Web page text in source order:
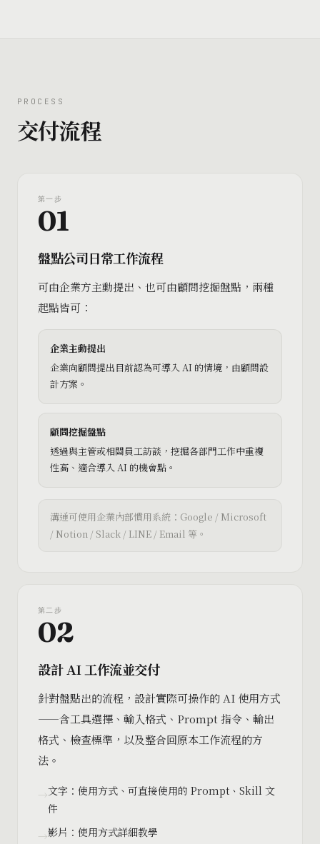
PROCESS
交付流程
第一 步
01
盤點公司日常工作流程
可由企業方主動提出、也可由顧問挖掘盤點，兩種
起點皆可：
企業主動提出
企業向顧問提出目前認為可導入 AI 的情境，由顧問設
計方案。
顧問挖掘盤點
透過與主管或相關員工訪談，挖掘各部門工作中重複
性高、適合導入 AI 的機會點。
溝通可使用企業內部慣用系統：Google / Microsoft
/ Notion / Slack / LINE / Email 等。
第二步
02
設計 AI 工作流並交付
針對盤點出的流程，設計實際可操作的 AI 使用方式
——含工具選擇、輸入格式、Prompt 指令、輸出
格式、檢查標準，以及整合回原本工作流程的方
法。
→文字：使用方式、可直接使用的 Prompt、Skill 文
件
→影片：使用方式詳細教學